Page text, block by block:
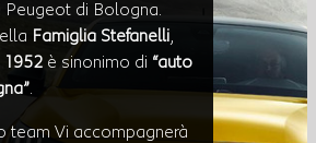
Peugeot di Bologna.
Famiglia Stefanelli
1952 è sinonimo di “auto
team Vi accompagnerà